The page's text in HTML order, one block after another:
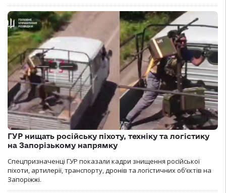
ГУР нищать російську піхоту, техніку та логістику
на Запорізькому напрямку
Спецпризначенці ГУР показали кадри знищення російської
піхоти, артилерії, транспорту, дронів та логістичних об’єктів на
Запоріжжі.